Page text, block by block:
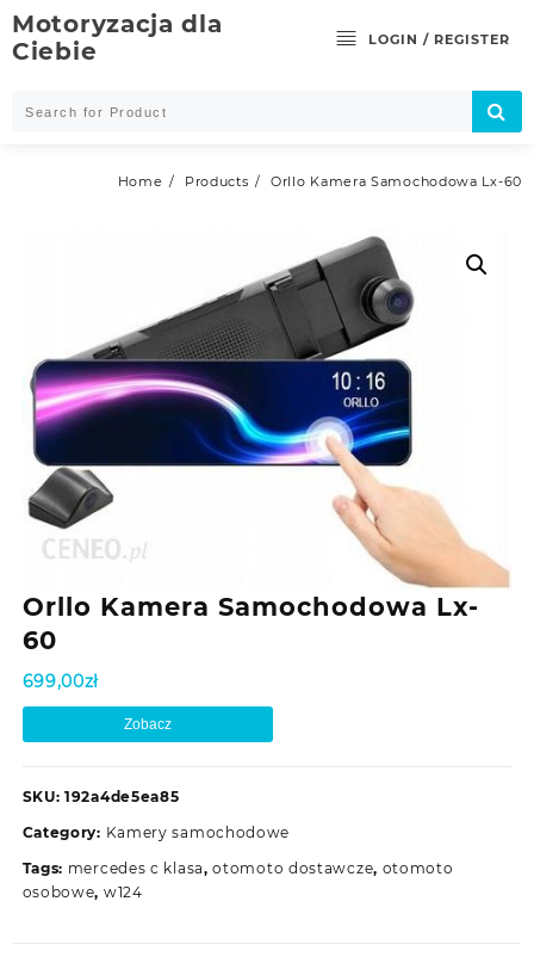
Skip
to
content
Motoryzacja dla
Ciebie
LOGIN / REGISTER
Home Products Orllo Kamera Samochodowa Lx-60
Orllo Kamera Samochodowa Lx-
60
699,00zł
Zobacz
SKU: 192a4de5ea85
Category: Kamery samochodowe
Tags: mercedes c klasa,otomoto dostawcze, otomoto
osobowe, w124